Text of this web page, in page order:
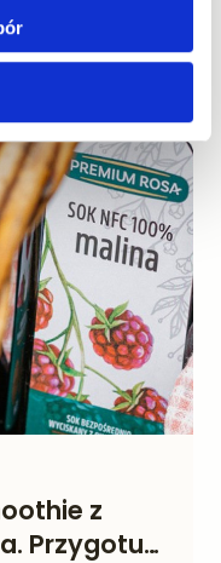
z
Przygotuj